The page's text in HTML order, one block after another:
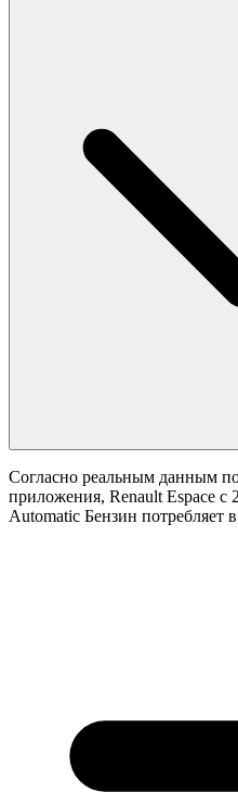
Согласно реальным данным
приложения, Renault Espace с
Automatic Бензин потребляет